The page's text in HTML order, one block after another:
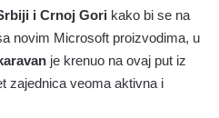
i Crnoj Gori kako bi se na
novim Microsoft proizvodima, u
je krenuo na ovaj put iz
zajednica veoma aktivna i